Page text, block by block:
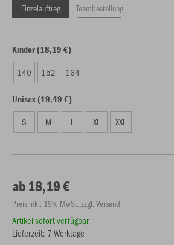
Einzelauftrag Teambestellung
Kinder (18,19 €)
140 152 164
Unisex (19,49 €)
S M L XL XXL
ab 18,19 €
Preis inkl. 19% MwSt. zzgl. Versand
Artikel sofort verfügbar
Lieferzeit: 7 Werktage